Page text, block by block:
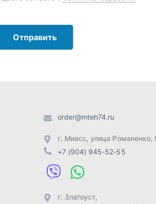
+7 (904) 945-52-55
г. Челябинск,Свердловский
тракт, 3Е